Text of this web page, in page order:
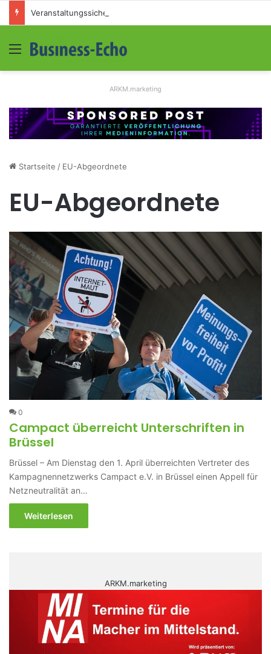
Menü
ARKM.marketing
Startseite / EU-Abgeordnete
EU-Abgeordnete
0
Campact überreicht Unterschriften in
Brüssel
Brüssel – Am Dienstag den 1. April überreichten Vertreter des
Kampagnennetzwerks Campact e.V. in Brüssel einen Appell für
Netzneutralität an…
Weiterlesen
ARKM.marketing